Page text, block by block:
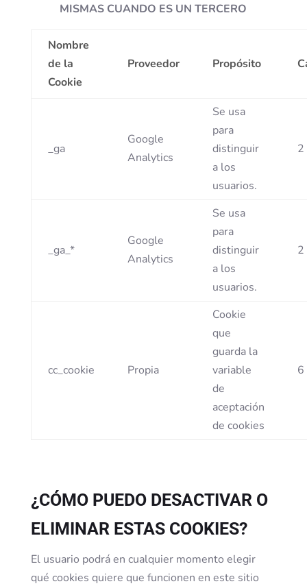
MISMAS CUANDO ES UN TERCERO
Nombre
de la
Cookie
Proveedor Propósito
_ga
Google
Analytics
Se usa
para
distinguir
a los
usuarios.
2
_ga_*
Google
Analytics
Se usa
para
distinguir
a los
usuarios.
2
cc_cookie Propia
Cookie
que
guarda la
variable
de
aceptación
de cookies
6
¿CÓMO PUEDO DESACTIVAR O
ELIMINAR ESTAS COOKIES?
El usuario podrá en cualquier momento elegir
qué cookies quiere que funcionen en este sitio